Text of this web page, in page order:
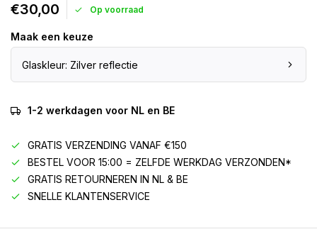
€30,00 Op voorraad
Maak een keuze
Glaskleur: Zilver reflectie
1-2 werkdagen voor NL en BE
GRATIS VERZENDING VANAF €150
BESTEL VOOR 15:00 = ZELFDE WERKDAG VERZONDEN*
GRATIS RETOURNEREN IN NL & BE
SNELLE KLANTENSERVICE